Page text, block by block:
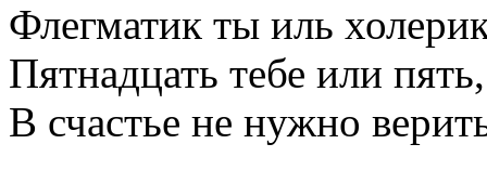
Флег­ма­тик ты иль
Пят­надцать тебе или
В счастье не нуж­но